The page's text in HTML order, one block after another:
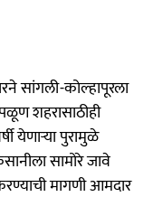
सांगली-कोल्हापूरला
शहरासाठीही
येणाऱ्या पुरामुळे
सामोरे जावे
मागणी आमदार